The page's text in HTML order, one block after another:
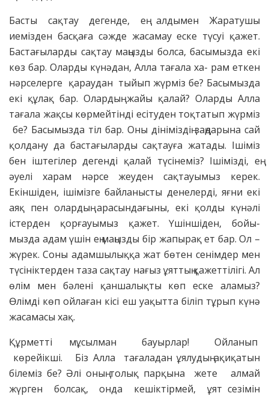
Басты сақтау дегенде, ең алдымен Жаратушы
иемізден басқаға сәжде жасамау еске түсуі қажет.
Бастағыларды сақтау маңызды болса, басымызда екі
көз бар. Оларды күнәдан, Алла тағала ха- рам еткен
нәрселерге қараудан тыйып жүрміз бе? Басымызда
екі құлақ бар. Олардың жайы қалай? Оларды Алла
тағала жақсы көрмейтінді есітуден тоқтатып жүрміз
бе? Басымызда тіл бар. Оны дініміздің заңдарына сай
қолдану да бастағыларды сақтауға жатады. Ішіміз
бен іштегілер дегенді қалай түсінеміз? Ішімізді, ең
әуелі харам нәрсе жеуден сақтауымыз керек.
Екіншіден, ішімізге байланысты денелерді, яғни екі
аяқ пен олардың арасындағыны, екі қолды күнәлі
істерден қорғауымыз қажет. Үшіншіден, бойы-
мызда адам үшін ең маңызды бір жапырақ ет бар. Ол –
жүрек. Соны адамшылыққа жат бөтен сенімдер мен
түсініктерден таза сақтау нағыз ұяттың қажеттілігі. Ал
өлім мен бәлені қаншалықты көп еске аламыз?
Өлімді көп ойлаған кісі еш уақытта біліп тұрып күнә
жасамасы хақ.
Құрметті мұсылман бауырлар! Ойланып
көрейікші. Біз Алла тағаладан ұялудың ақиқатын
білеміз бе? Әлі оның толық парқына жете алмай
жүрген болсақ, онда кешіктірмей, ұят сезімін